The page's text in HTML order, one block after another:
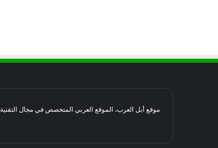
موقع أبل العرب، الموقع العربي المتخصص في مجال التقنية